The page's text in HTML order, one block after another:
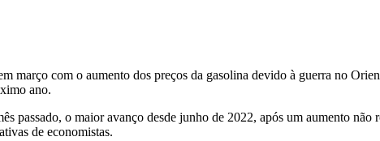
março com o aumento dos preços da gasolina devido à guerra no
ano.
passado, o maior avanço desde junho de 2022, após um aumento
de economistas.